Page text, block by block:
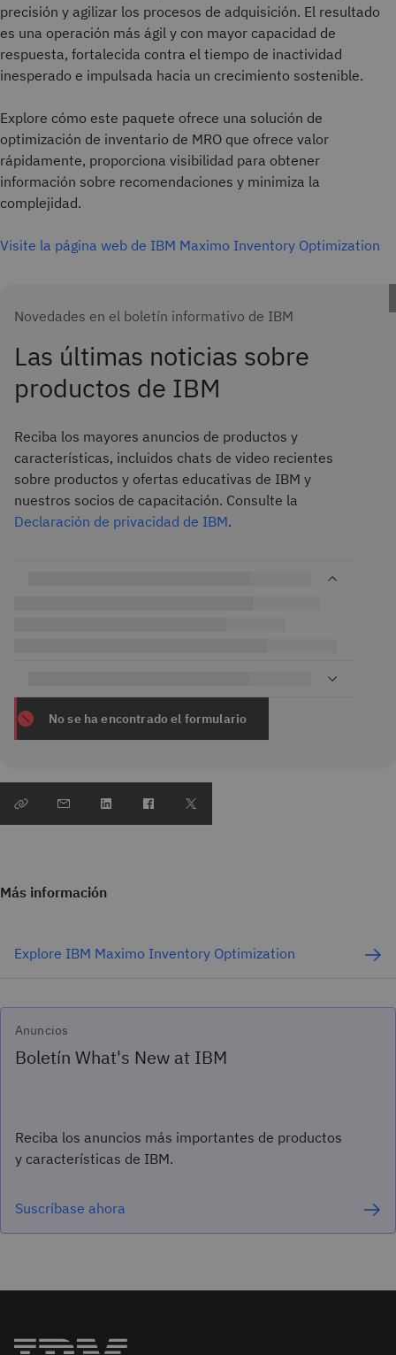
precisión y agilizar los procesos de adquisición. El resultado
es una operación más ágil y con mayor capacidad de
respuesta, fortalecida contra el tiempo de inactividad
inesperado e impulsada hacia un crecimiento sostenible.
Explore cómo este paquete ofrece una solución de
optimización de inventario de MRO que ofrece valor
rápidamente, proporciona visibilidad para obtener
información sobre recomendaciones y minimiza la
complejidad.
Visite la página web de IBM Maximo Inventory Optimization
Novedades en el boletín informativo de IBM
Las últimas noticias sobre
productos de IBM
Reciba los mayores anuncios de productos y
características, incluidos chats de video recientes
sobre productos y ofertas educativas de IBM y
nuestros socios de capacitación. Consulte la
Declaración de privacidad de IBM.
No se ha encontrado el formulario
Más información
Explore IBM Maximo Inventory Optimization
Anuncios
Boletín What's New at IBM
Reciba los anuncios más importantes de productos
y características de IBM.
Suscríbase ahora